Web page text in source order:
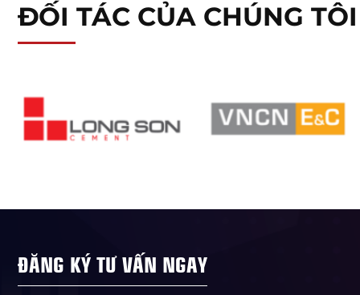
ĐỐI TÁC CỦA CHÚNG TÔI
ĐĂNG KÝ TƯ VẤN NGAY